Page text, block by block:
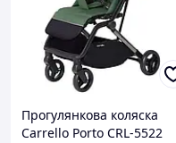
Прогулянкова коляска
Carrello Porto CRL-5522